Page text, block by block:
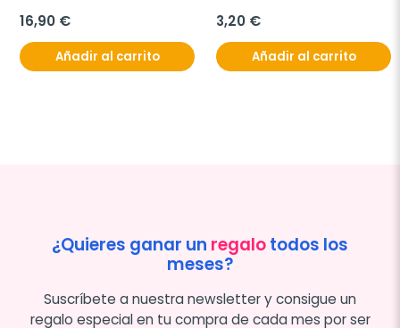
16,90 €
Añadir al carrito
3,20 €
Añadir al carrito
¿Quieres ganar un regalotodos los
meses?
Suscríbete a nuestra newsletter y consigue un
regalo especial en tu compra de cada mes por ser